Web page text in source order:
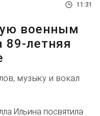
11:31
военным
89-летняя
музыку и вокал
Ильина посвятила